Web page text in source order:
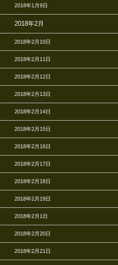
2018年1月9日
2018年2月
2018年2月10日
2018年2月11日
2018年2月12日
2018年2月13日
2018年2月14日
2018年2月15日
2018年2月16日
2018年2月17日
2018年2月18日
2018年2月19日
2018年2月1日
2018年2月20日
2018年2月21日